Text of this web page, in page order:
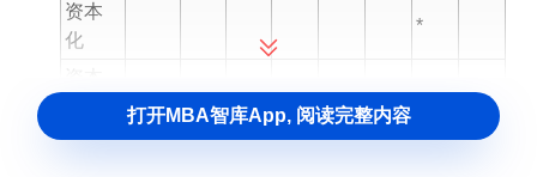
资本
化
*
* * * *
打开MBA智库App, 阅读完整内容